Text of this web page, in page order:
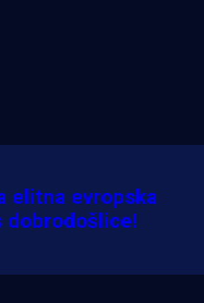
elitna evropska
dobrodošlice!